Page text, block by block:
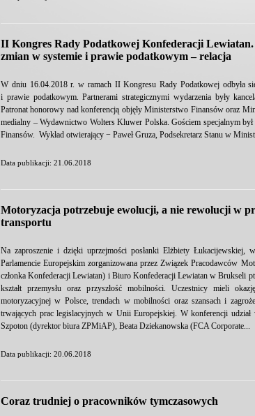
II Kongres Rady Podatkowej Konfederacji
zmian w systemie i prawie podatkowym – relacja
W dniu 16.04.2018 r. w ramach II Kongresu Rady Podatkowej odbyła
i prawie podatkowym. Partnerami strategicznymi wydarzenia były
Patronat honorowy nad konferencją objęły Ministerstwo Finansów oraz
medialny – Wydawnictwo Wolters Kluwer Polska. Gościem specjalnym
Finansów. Wykład otwierający − Paweł Gruza, Podsekretarz Stanu w
Data publikacji: 21.06.2018
Motoryzacja potrzebuje ewolucji, a nie rewolucji w
transportu
Na zaproszenie i dzięki uprzejmości posłanki Elżbiety
Parlamencie Europejskim zorganizowana przez Związek Pracodawców
członka Konfederacji Lewiatan) i Biuro Konfederacji Lewiatan w Brukseli
kształt przemysłu oraz przyszłość mobilności. Uczestnicy mieli
motoryzacyjnej w Polsce, trendach w mobilności oraz szansach i
trwających prac legislacyjnych w Unii Europejskiej. W konferencji
Szpoton (dyrektor biura ZPMiAP), Beata Dziekanowska (FCA Corporate...
Data publikacji: 20.06.2018
Coraz trudniej o pracowników tymczasowych